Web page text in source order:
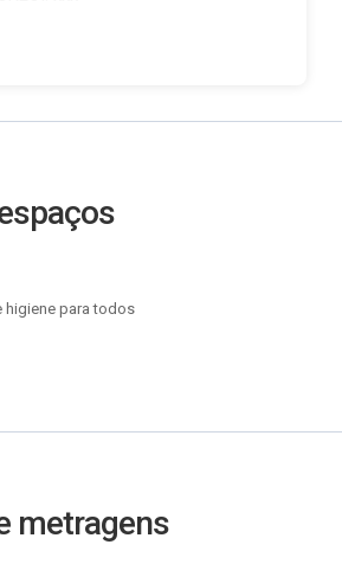
higiene para todos
metragens